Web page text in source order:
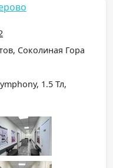
Соколиная Гора
1.5 Тл,